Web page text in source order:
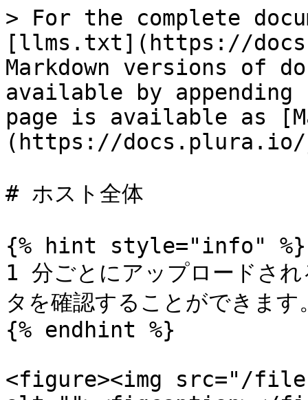
> For the complete
[llms.txt](https://
Markdown versions of
available by
page is available as
(https://docs.plura.io/
# ホスト全体
{% hint style="info" %}
1 分ごとにアップロードさ
タを確認することができます
{% endhint %}
<figure><img src="/files/